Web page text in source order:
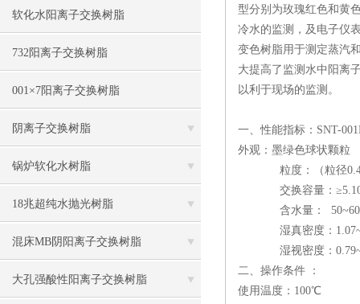
软化水阳离子交换树脂
732阳离子交换树脂
001×7阳离子交换树脂
阴离子交换树脂
锅炉软化水树脂
18兆超纯水抛光树脂
混床MB阴阳离子交换树脂
大孔强酸性阳离子交换树脂
型分别为玫瑰红色和黄
冷水的监测，及电子仪
变色树脂用于测定蒸汽
大提高了监测水中阳离
以利于现场的监测。
一、性能指标：SNT-
外观：墨绿色球状颗粒
粒度：（粒径
交换容量：
含水量： 50~60
湿真密度：
湿视密度：
二、操作条件 ：
使用温度：100℃